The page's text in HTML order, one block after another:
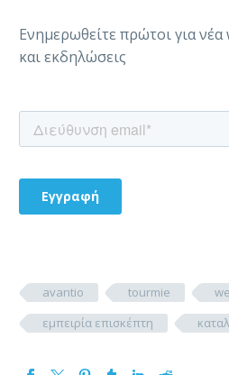
Ενημερωθείτε πρώτοι για
και εκδηλώσεις
avantio tourmie
εμπειρία επισκέπτη